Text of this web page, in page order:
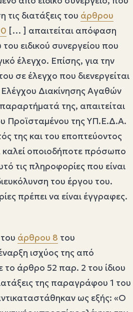
διατάξεις του άρθρου
[… ] απαιτείται απόφαση
ειδικού συνεργείου που
έλεγχο. Επίσης, για την
σε έλεγχο που διενεργείται
Διακίνησης Αγαθών
της, απαιτείται
Προϊσταμένου της ΥΠ.Ε.Δ.Α.
της και του εποπτεύοντος
οποιοδήποτε πρόσωπο
τις πληροφορίες που είναι
του έργου του.
πρέπει να είναι έγγραφες.
του άρθρου 8 του
ισχύος της από
άρθρο 52 παρ. 2 του ίδιου
της παραγράφου 1 του
ως εξής: «Ο